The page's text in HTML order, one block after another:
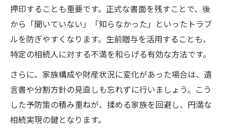
押印することも重要です。正式な書面を残すことで、後
から「聞いていない」「知らなかった」といったトラブ
ルを防ぎやすくなります。生前贈与を活用することも、
特定の相続人に対する不満を和らげる有効な方法です。
さらに、家族構成や財産状況に変化があった場合は、遺
言書や分割方針の見直しも忘れずに行いましょう。こう
した予防策の積み重ねが、揉める家族を回避し、円満な
相続実現の鍵となります。